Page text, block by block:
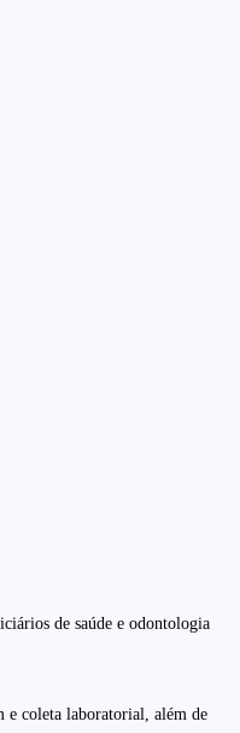
de saúde e odontologia
e coleta laboratorial, além de